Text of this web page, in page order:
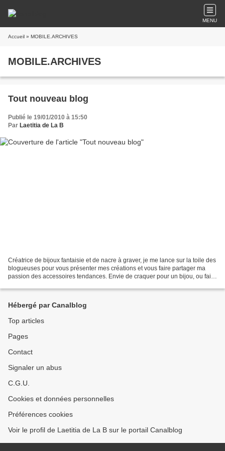
MENU
Accueil » MOBILE.ARCHIVES
MOBILE.ARCHIVES
Tout nouveau blog
Publié le 19/01/2010 à 15:50
Par Laetitia de La B
Créatrice de bijoux fantaisie et de nacre à graver, je me lance sur la toile des
blogueuses pour vous présenter mes créations et vous faire partager ma
passion des accessoires tendances. Envie de craquer pour un bijou, ou faire
Hébergé par Canalblog
Top articles
Pages
Contact
Signaler un abus
C.G.U.
Cookies et données personnelles
Préférences cookies
Voir le profil de Laetitia de La B sur le portail Canalblog